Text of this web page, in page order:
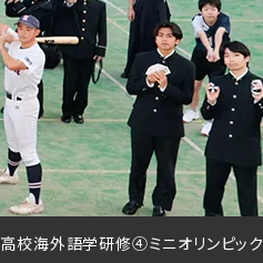
高校海外語学研修④ミニオリンピック